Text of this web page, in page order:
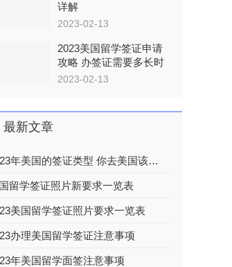
详解
2023-02-13
2023美国留学签证申请
攻略 办签证需要多长时
间
2023-02-13
最新文章
2023年美国的签证类型 你去美国该办什么签证
留学签证照片新要求一览表
美国留学签证照片要求一览表
办理美国留学签证注意事项
年美国留学面签注意事项